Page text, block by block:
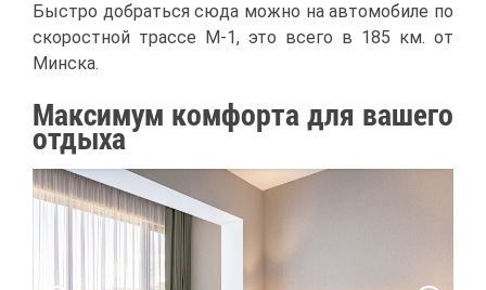
Быст­ро до­брать­ся сю­да мож­но на ав­то­мо­би­ле по
ско­рост­ной трас­се М-1, это все­го в 185 км. от
Мин­ска.
Мак­си­мум ком­фор­та для ва­ше­го
от­ды­ха